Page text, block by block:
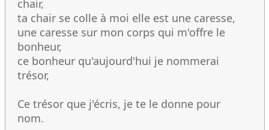
chair,
ta chair se colle à moi elle est une caresse,
une caresse sur mon corps qui m'offre le
bonheur,
ce bonheur qu'aujourd'hui je nommerai
trésor,
Ce trésor que j'écris, je te le donne pour
nom.